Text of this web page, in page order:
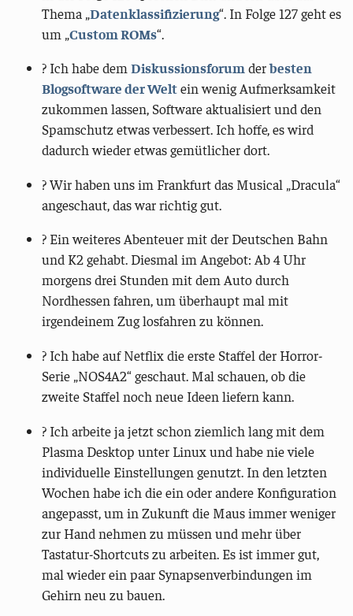
Thema „Datenklassifizierung“. In Folge 127 geht es
um „Custom ROMs“.
?️ Ich habe demDiskussionsforum derbesten
Blogsoftware der Weltein wenig Aufmerksamkeit
zukommen lassen, Software aktualisiert und den
Spamschutz etwas verbessert. Ich hoffe, es wird
dadurch wieder etwas gemütlicher dort.
? Wir haben uns im Frankfurt das Musical „Dracula“
angeschaut, das war richtig gut.
? Ein weiteres Abenteuer mit der Deutschen Bahn
und K2 gehabt. Diesmal im Angebot: Ab 4 Uhr
morgens drei Stunden mit dem Auto durch
Nordhessen fahren, um überhaupt mal mit
irgendeinem Zug losfahren zu können.
? Ich habe auf Netflix die erste Staffel der Horror-
Serie „NOS4A2“ geschaut. Mal schauen, ob die
zweite Staffel noch neue Ideen liefern kann.
?️ Ich arbeite ja jetzt schon ziemlich lang mit dem
Plasma Desktop unter Linux und habe nie viele
individuelle Einstellungen genutzt. In den letzten
Wochen habe ich die ein oder andere Konfiguration
angepasst, um in Zukunft die Maus immer weniger
zur Hand nehmen zu müssen und mehr über
Tastatur-Shortcuts zu arbeiten. Es ist immer gut,
mal wieder ein paar Synapsenverbindungen im
Gehirn neu zu bauen.